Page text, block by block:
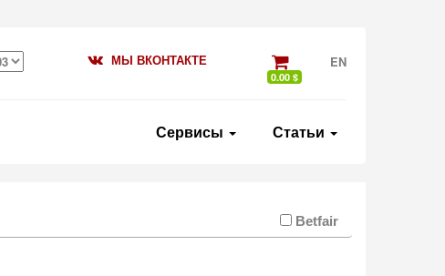
0.00 $
EN
МЫ ВКОНТАКТЕ
Сервисы Статьи
Betfair